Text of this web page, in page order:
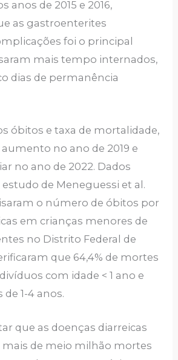
anos de 2015 e 2016,
as gastroenterites
foi o principal
mais tempo internados,
dias de permanência
óbitos e taxa de mortalidade,
no ano de 2019 e
no ano de 2022. Dados
de Meneguessi et al.
o número de óbitos por
em crianças menores de
no Distrito Federal de
que 64,4% de mortes
com idade < 1 ano e
de 1-4 anos.
que as doenças diarreicas
de meio milhão mortes